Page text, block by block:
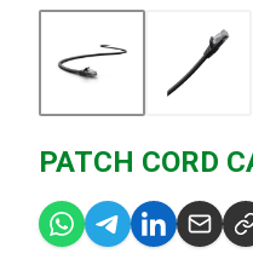
PATCH CORD